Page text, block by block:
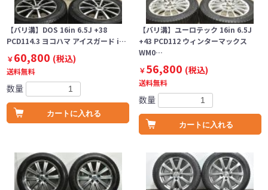
【バリ溝】DOS 16in 6.5J +38
PCD114.3 ヨコハマ アイスガード i…
￥60,800 (税込)
送料無料
数量
カートに入れる
【バリ溝】ユーロテック 16in 6.5J
+43 PCD112 ウィンターマックス
WM0…
￥56,800 (税込)
送料無料
数量
カートに入れる